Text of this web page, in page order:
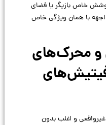
خاص بازیگر یا فضای
با همان ویژگی خاص
محرک‌های
و اغلب بدون